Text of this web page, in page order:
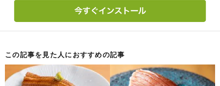
この記事を見た人におすすめの記事